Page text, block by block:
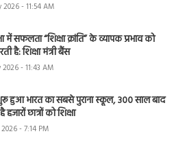
- 11:54 AM
में सफलता “शिक्षा क्रांति” के व्यापक प्रभाव को
है: शिक्षा मंत्री बैंस
- 11:43 AM
हुआ भारत का सबसे पुराना स्कूल, 300 साल बाद
हजारों छात्रों को शिक्षा
- 7:14 PM